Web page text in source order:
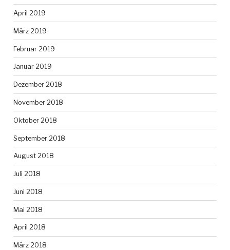
April 2019
März 2019
Februar 2019
Januar 2019
Dezember 2018
November 2018
Oktober 2018
September 2018
August 2018
Juli 2018
Juni 2018
Mai 2018
April 2018
März 2018